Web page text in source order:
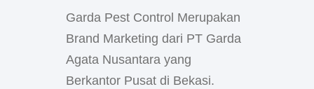
Garda Pest Control Merupakan
Brand Marketing dari PT Garda
Agata Nusantara yang
Berkantor Pusat di Bekasi.